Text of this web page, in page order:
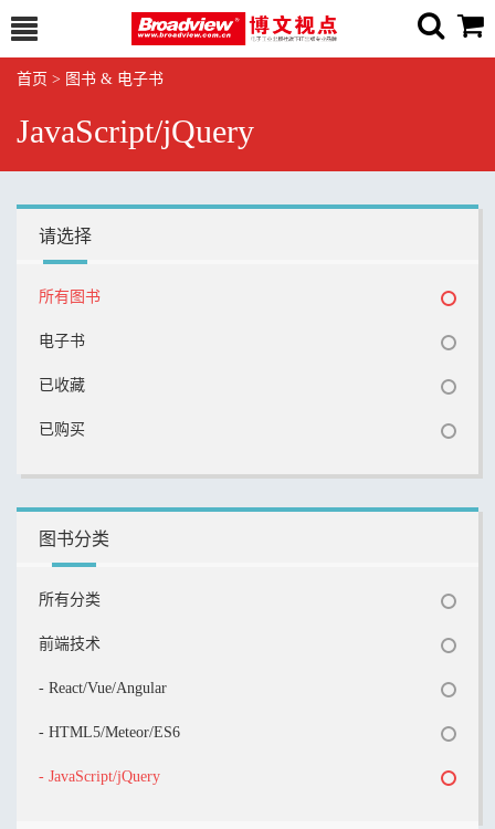
首页 > 图书 & 电子书
JavaScript/jQuery
请选择
所有图书
电子书
已收藏
已购买
图书分类
所有分类
前端技术
- React/Vue/Angular
- HTML5/Meteor/ES6
- JavaScript/jQuery